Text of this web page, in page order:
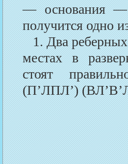
— основания —
получится одно
1. Два реберных
местах в
стоят
(П’ЛПЛ’)